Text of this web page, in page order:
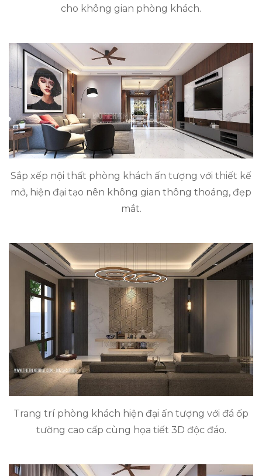
cho không gian phòng khách.
Sắp xếp nội thất phòng khách ấn tượng với thiết kế
mở, hiện đại tạo nên không gian thông thoáng, đẹp
mắt.
Trang trí phòng khách hiện đại ấn tượng với đá ốp
tường cao cấp cùng họa tiết 3D độc đáo.